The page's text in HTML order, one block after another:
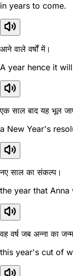
in years to come.
आने वाले वर्षों में।
A year hence it
एक साल बाद यह भूल
a New Year's
नए साल का संकल्प।
the year that Anna
वह वर्ष जब अन्ना का
this year's cut of